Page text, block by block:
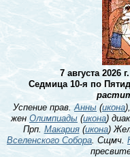
7 августа 2026
Седмица 10-я по
Успение прав.Анны (икона
жен Олимпиады (икона)
Прп.Макария(икона)
Вселенского Собора. Сщмч.